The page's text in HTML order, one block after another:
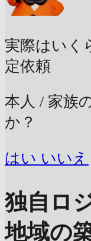
実際はいく
定依頼
本人 / 家族
か？
はい いいえ
独自ロ
地域の